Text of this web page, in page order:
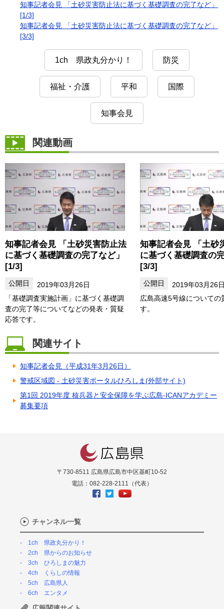
知事記者会見 「土砂災害防止法に基づく基礎調査の完了など」
[1/3]
知事記者会見 「土砂災害防止法に基づく基礎調査の完了など」
[3/3]
1ch 県政丸分かり！ 防災
福祉・介護 平和 国際
知事会見
関連動画
知事記者会見 「土砂災害防止法
に基づく基礎調査の完了など」
[1/3]
2019年03月26日
「基礎調査実施計画」に基づく基礎調
査の完了等についてなどの発表・質疑
応答です。
知事記者会見 「土砂
に基づく基礎調査の
[3/3]
2019年03月26
広島高速5号線についての
す。
関連サイト
知事記者会見（平成31年3月26日）
警戒区域図 - 土砂災害ポータルひろしま(外部サイト)
第1回 2019年度 核兵器と安全保障を学ぶ広島-ICANアカデミー
募集要項
〒730-8511 広島県広島市中区基町10-52
電話：082-228-2111（代表）
チャンネル一覧
1ch 県政丸分かり！
2ch 県からのお知らせ
3ch ひろしまの魅力
4ch くらしの情報
5ch 広島県人
6ch エンタメ